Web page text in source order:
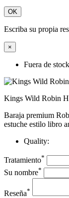
OK
Escriba su propia
×
Fuera de stock
Kings Wild Robin
Baraja premium
estuche estilo libro
Quality:
Tratamiento*
Su nombre*
Reseña*